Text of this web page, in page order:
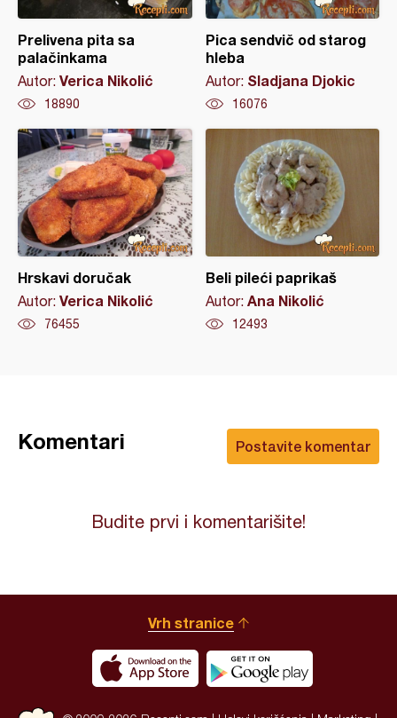
Prelivena pita sa
palačinkama
Autor: Verica Nikolić
18890
Pica sendvič od starog
hleba
Autor: Sladjana Djokic
16076
Hrskavi doručak
Autor: Verica Nikolić
76455
Beli pileći paprikaš
Autor: Ana Nikolić
12493
Postavite komentar
Komentari
Budite prvi i komentarišite!
Vrh stranice